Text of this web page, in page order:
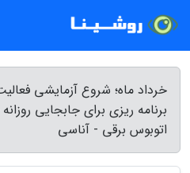
خرداد ماه؛ شروع آزمایشی
اتوبوس برقی - آناسی